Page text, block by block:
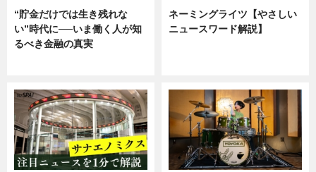
“貯金だけでは生き残れな
い”時代に──いま働く人が知
るべき金融の真実
ネーミングライツ【やさしい
ニュースワード解説】